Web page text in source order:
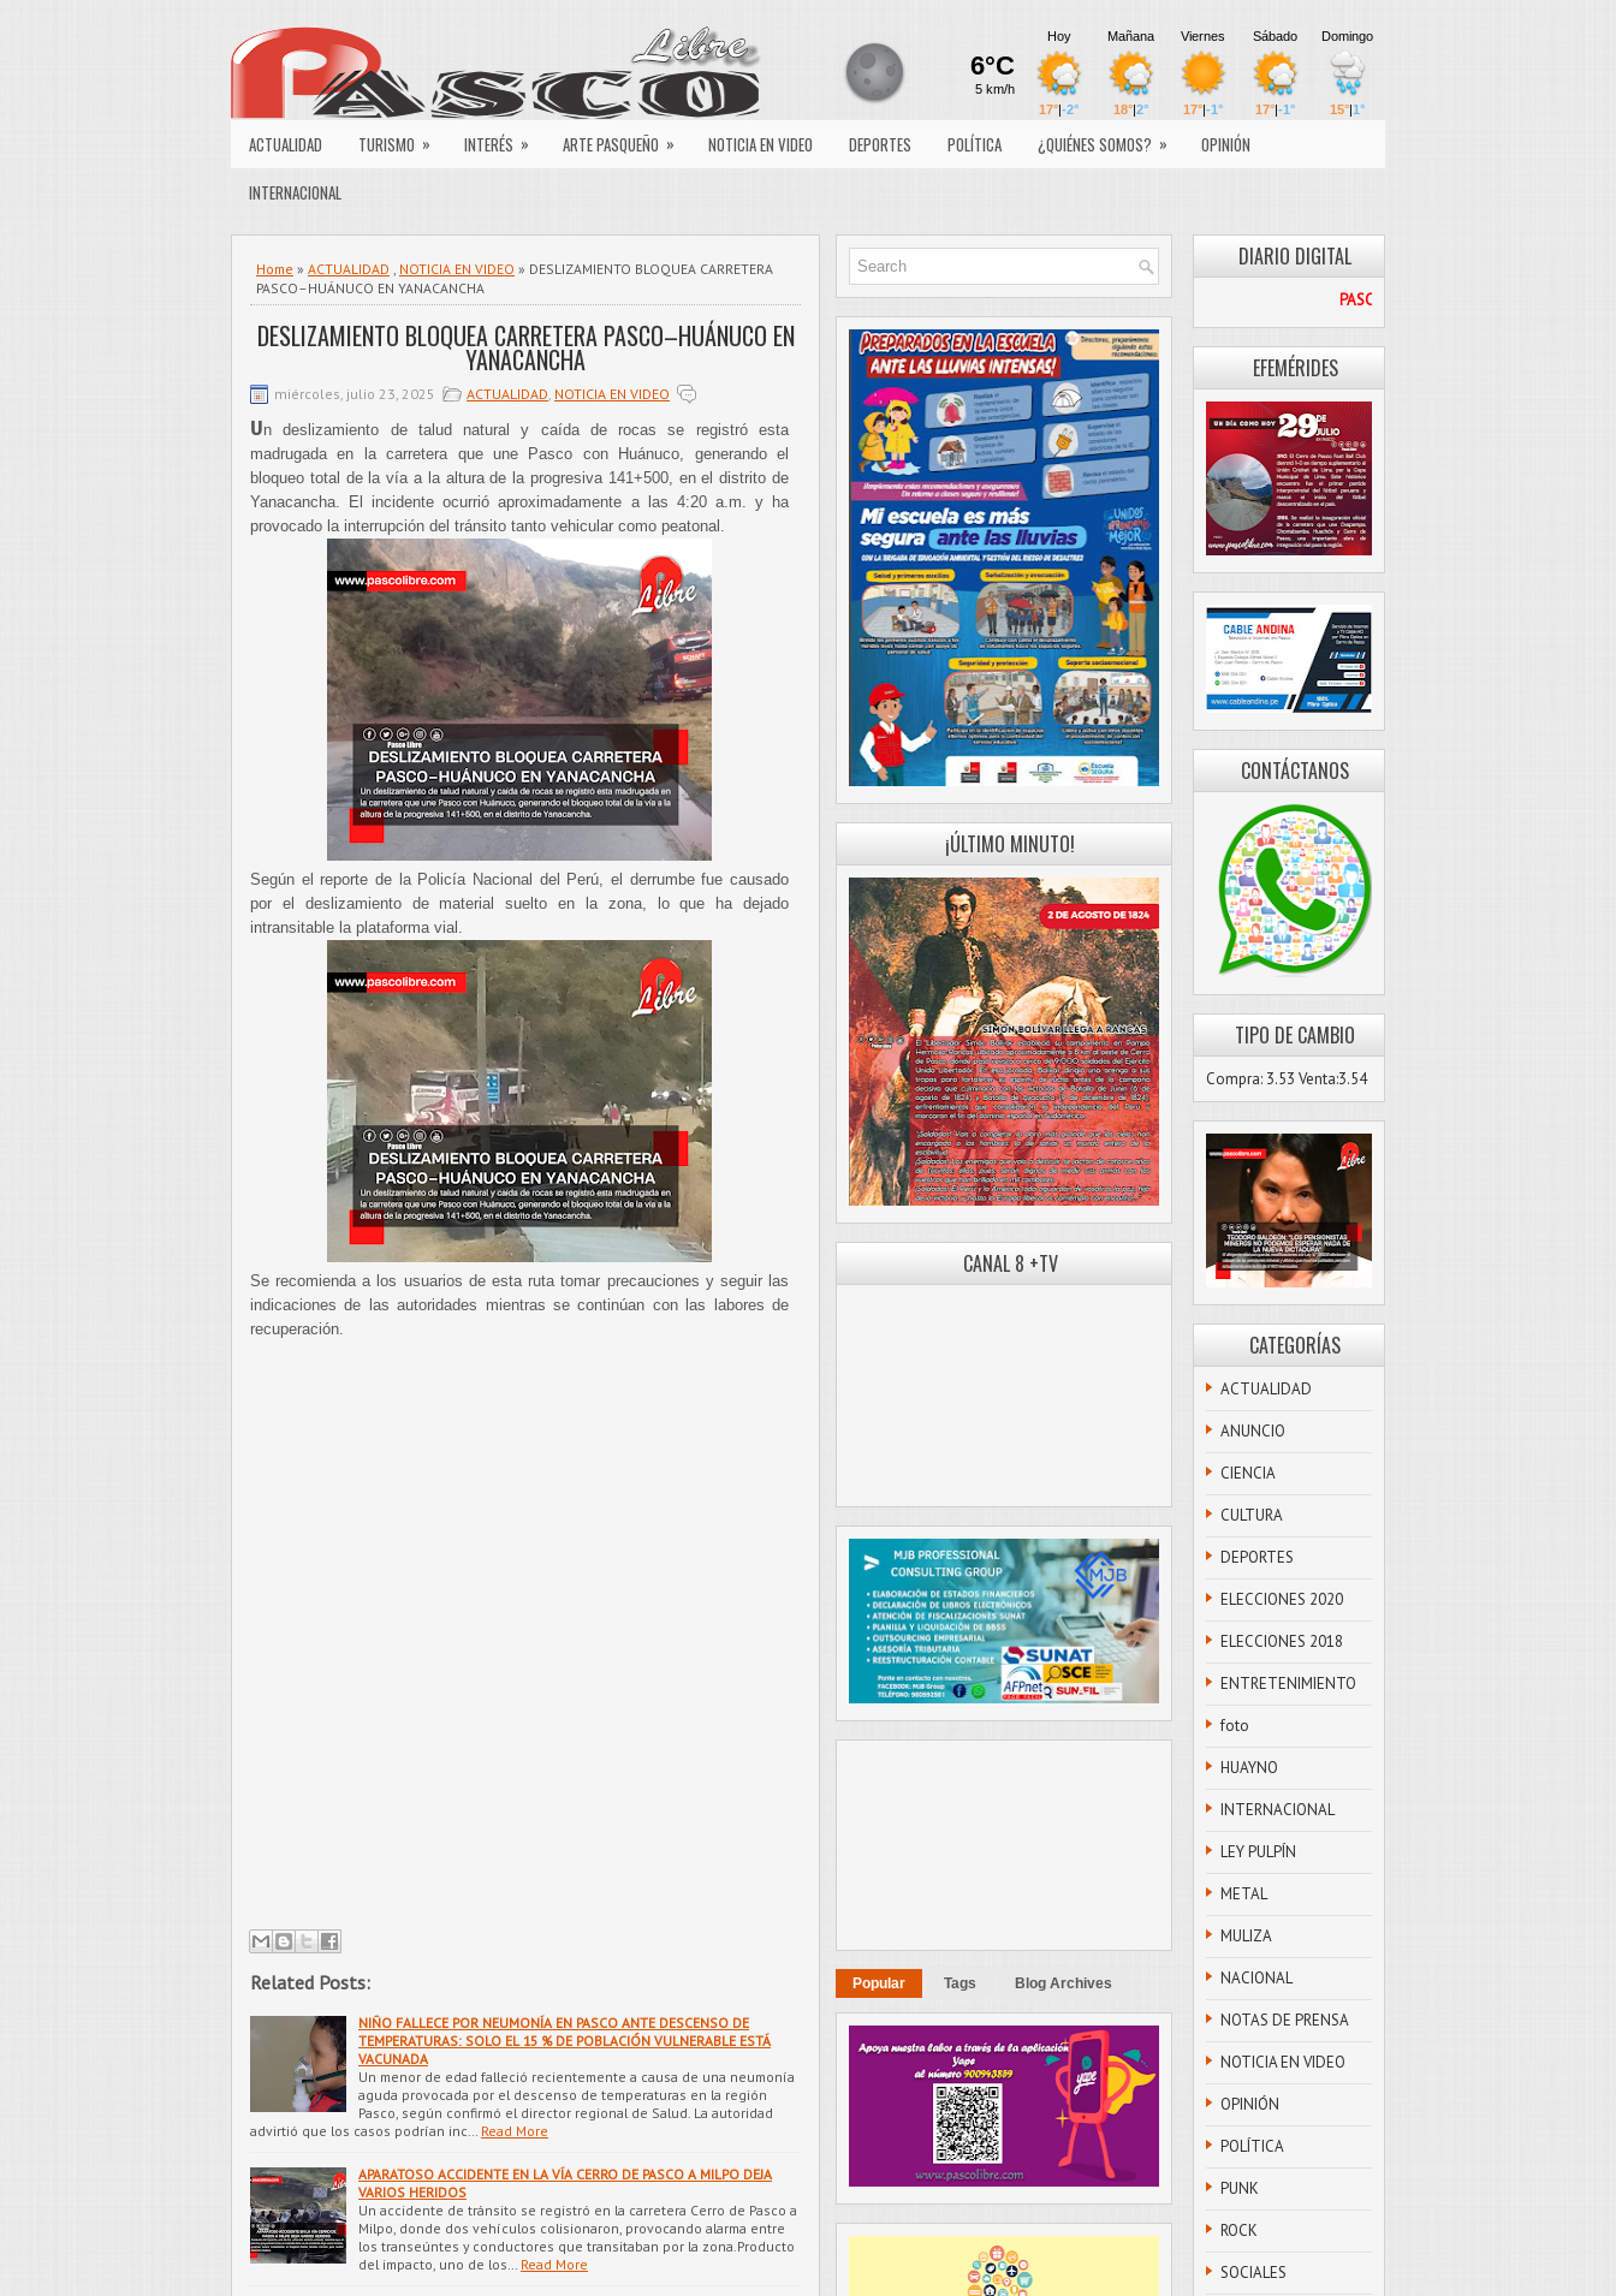
ACTUALIDAD TURISMO » INTERÉS » ARTE PASQUEÑO » NOTICIA EN VIDEO DEPORTES POLÍTICA ¿QUIÉNES SOMOS? »
OPINIÓN
INTERNACIONAL
Home » ACTUALIDAD , NOTICIA EN VIDEO » DESLIZAMIENTO BLOQUEA CARRETERA
PASCO–HUÁNUCO EN YANACANCHA
DESLIZAMIENTO BLOQUEA CARRETERA PASCO–HUÁNUCO EN
YANACANCHA
miércoles, julio 23, 2025 ACTUALIDAD, NOTICIA EN VIDEO
Un deslizamiento de talud natural y caída de rocas se registró esta
madrugada en la carretera que une Pasco con Huánuco, generando el
bloqueo total de la vía a la altura de la progresiva 141+500, en el distrito de
Yanacancha. El incidente ocurrió aproximadamente a las 4:20 a.m. y ha
provocado la interrupción del tránsito tanto vehicular como peatonal.
Según el reporte de la Policía Nacional del Perú, el derrumbe fue causado
por el deslizamiento de material suelto en la zona, lo que ha dejado
intransitable la plataforma vial.
Se recomienda a los usuarios de esta ruta tomar precauciones y seguir las
indicaciones de las autoridades mientras se continúan con las labores de
recuperación.
Related Posts:
NIÑO FALLECE POR NEUMONÍA EN PASCO ANTE DESCENSO DE
TEMPERATURAS: SOLO EL 15 % DE POBLACIÓN VULNERABLE ESTÁ
VACUNADA
Un menor de edad falleció recientemente a causa de una neumonía
aguda provocada por el descenso de temperaturas en la región
Pasco, según confirmó el director regional de Salud. La autoridad
advirtió que los casos podrían inc…
Read More
APARATOSO ACCIDENTE EN LA VÍA CERRO DE PASCO A MILPO DEJA
VARIOS HERIDOS
Un accidente de tránsito se registró en la carretera Cerro de Pasco a
Milpo, donde dos vehículos colisionaron, provocando alarma entre
los transeúntes y conductores que transitaban por la zona.Producto
del impacto, uno de los…
Read More
¡ÚLTIMO MINUTO!
CANAL 8 +TV
Popular Tags Blog Archives
DIARIO DIGITAL
EFEMÉRIDES
CONTÁCTANOS
TIPO DE CAMBIO
Compra: 3.53 Venta:3.54
CATEGORÍAS
ACTUALIDAD
ANUNCIO
CIENCIA
CULTURA
DEPORTES
ELECCIONES 2020
ELECCIONES 2018
ENTRETENIMIENTO
foto
HUAYNO
INTERNACIONAL
LEY PULPÍN
METAL
MULIZA
NACIONAL
NOTAS DE PRENSA
NOTICIA EN VIDEO
OPINIÓN
POLÍTICA
PUNK
ROCK
SOCIALES